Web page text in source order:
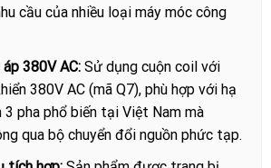
cầu của nhiều loại máy móc công
380V AC:Sử dụng cuộn coil với
380V AC (mã Q7), phù hợp với hạ
pha phổ biến tại Việt Nam mà
qua bộ chuyển đổi nguồn phức tạp.